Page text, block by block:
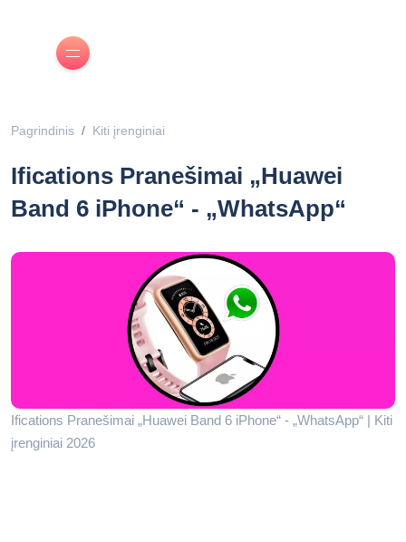
Pagrindinis Kiti įrenginiai
Ifications Pranešimai „Huawei
Band 6 iPhone“ - „WhatsApp“
Ifications Pranešimai „Huawei Band 6 iPhone“ - „WhatsApp“ | Kiti
įrenginiai 2026